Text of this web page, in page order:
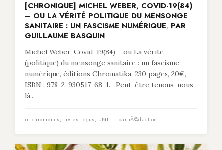
[CHRONIQUE] MICHEL WEBER, COVID-19(84)
– OU LA VÉRITÉ POLITIQUE DU MENSONGE
SANITAIRE : UN FASCISME NUMÉRIQUE, PAR
GUILLAUME BASQUIN
Michel Weber, Covid-19(84) – ou La vérité
(politique) du mensonge sanitaire : un fascisme
numérique, éditions Chromatika, 230 pages, 20€,
ISBN : 978-2-930517-68-1. Peut-être tenons-nous
là...
in chroniques, Livres reçus, UNE — par rÃ©daction